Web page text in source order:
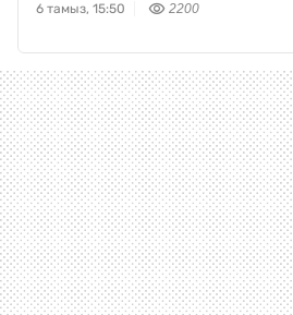
6 тамыз, 15:50 2200